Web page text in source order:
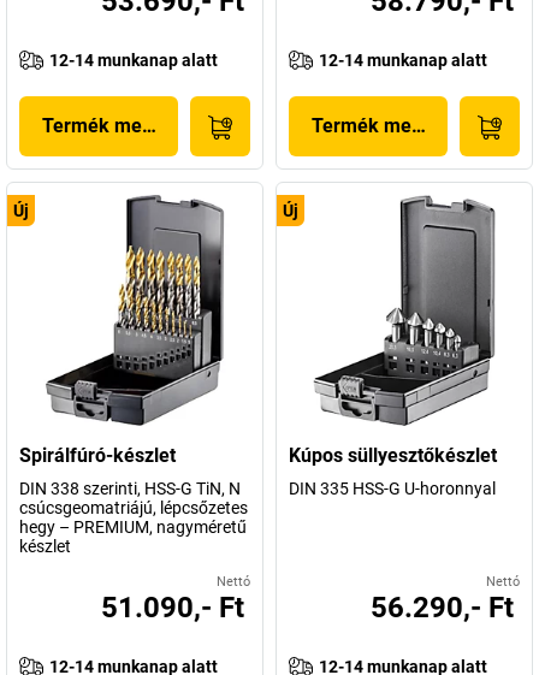
12-14 munkanap alatt
Termék megjelenítése
12-14 munkanap alatt
Termék megjelenítése
Új
Spirálfúró-készlet
DIN 338 szerinti, HSS-G TiN, N
csúcsgeomatriájú, lépcsőzetes
hegy – PREMIUM, nagyméretű
készlet
Nettó
51.090,- Ft
12-14 munkanap alatt
Új
Kúpos süllyesztőkészlet
DIN 335 HSS-G U-horonnyal
Nettó
56.290,- Ft
12-14 munkanap alatt